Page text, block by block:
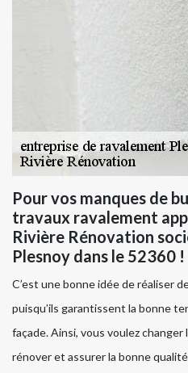
Pour vos manques de
travaux ravalement
Rivière Rénovation
Plesnoy dans le 52360 !
C’est une bonne idée de réaliser
puisqu’ils garantissent la bonne
façade. Ainsi, vous voulez
rénover et assurer la bonne